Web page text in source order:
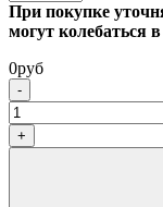
При покупке
могут колебаться
0руб
-
+